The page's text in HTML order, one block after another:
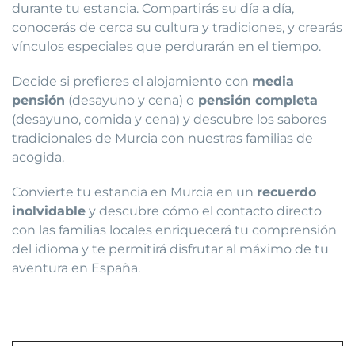
durante tu estancia. Compartirás su día a día,
conocerás de cerca su cultura y tradiciones, y crearás
vínculos especiales que perdurarán en el tiempo.
Decide si prefieres el alojamiento con media
pensión (desayuno y cena) o pensión completa
(desayuno, comida y cena) y descubre los sabores
tradicionales de Murcia con nuestras familias de
acogida.
Convierte tu estancia en Murcia en un recuerdo
inolvidable y descubre cómo el contacto directo
con las familias locales enriquecerá tu comprensión
del idioma y te permitirá disfrutar al máximo de tu
aventura en España.